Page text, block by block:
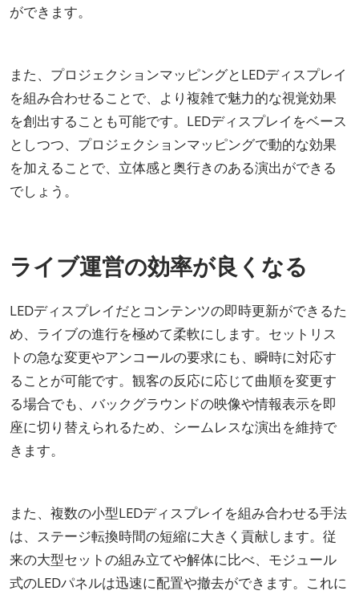
ができます。
また、プロジェクションマッピングとLEDディスプレイ
を組み合わせることで、より複雑で魅力的な視覚効果
を創出することも可能です。LEDディスプレイをベース
としつつ、プロジェクションマッピングで動的な効果
を加えることで、立体感と奥行きのある演出ができる
でしょう。
ライブ運営の効率が良くなる
LEDディスプレイだとコンテンツの即時更新ができるた
め、ライブの進行を極めて柔軟にします。セットリス
トの急な変更やアンコールの要求にも、瞬時に対応す
ることが可能です。観客の反応に応じて曲順を変更す
る場合でも、バックグラウンドの映像や情報表示を即
座に切り替えられるため、シームレスな演出を維持で
きます。
また、複数の小型LEDディスプレイを組み合わせる手法
は、ステージ転換時間の短縮に大きく貢献します。従
来の大型セットの組み立てや解体に比べ、モジュール
式のLEDパネルは迅速に配置や撤去ができます。これに